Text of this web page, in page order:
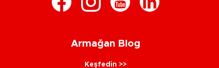
Armağan Blog
Keşfedin >>